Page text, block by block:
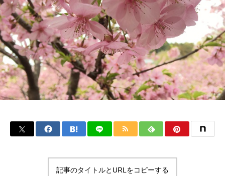
記事のタイトルとURLをコピーする